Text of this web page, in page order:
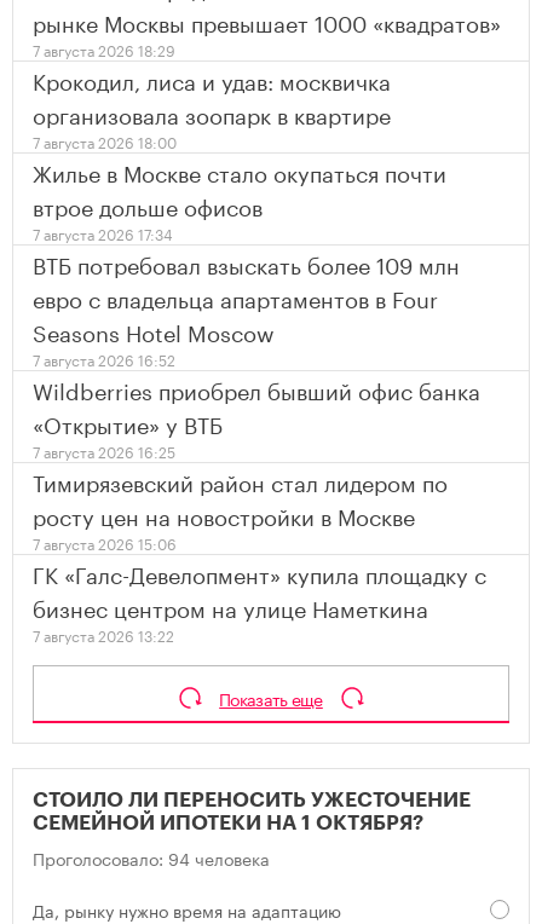
рынке Москвы превышает 1000 «квадратов»
7 августа 2026 18:29
Крокодил, лиса и удав: москвичка
организовала зоопарк в квартире
7 августа 2026 18:00
Жилье в Москве стало окупаться почти
втрое дольше офисов
7 августа 2026 17:34
ВТБ потребовал взыскать более 109 млн
евро с владельца апартаментов в Four
Seasons Hotel Moscow
7 августа 2026 16:52
Wildberries приобрел бывший офис банка
«Открытие» у ВТБ
7 августа 2026 16:25
Тимирязевский район стал лидером по
росту цен на новостройки в Москве
7 августа 2026 15:06
ГК «Галс-Девелопмент» купила площадку с
бизнес центром на улице Наметкина
7 августа 2026 13:22
Показать еще
СТОИЛО ЛИ ПЕРЕНОСИТЬ УЖЕСТОЧЕНИЕ
СЕМЕЙНОЙ ИПОТЕКИ НА 1 ОКТЯБРЯ?
Проголосовало: 94 человека
Да, рынку нужно время на адаптацию